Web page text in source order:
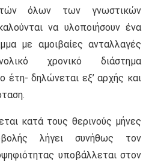
όλων των γνωστικών
να υλοποιήσουν ένα
με αμοιβαίες ανταλλαγές
χρονικό διάστημα
έτη- δηλώνεται εξ’ αρχής και
κατά τους θερινούς μήνες
λήγει συνήθως τον
υποβάλλεται στον